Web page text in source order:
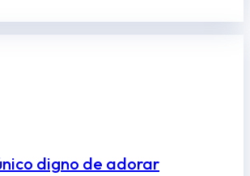
digno de adorar